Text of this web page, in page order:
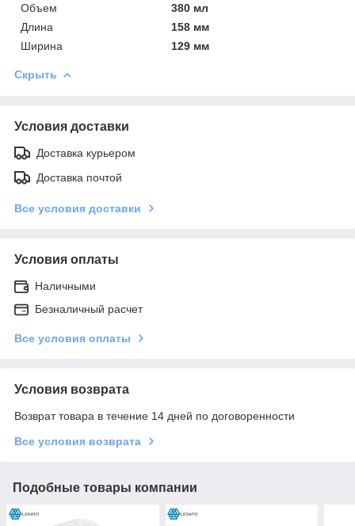
Объем
380 мл
Длина
158 мм
Ширина
129 мм
Скрыть
Условия доставки
Доставка курьером
Доставка почтой
Все условия доставки
Условия оплаты
Наличными
Безналичный расчет
Все условия оплаты
Условия возврата
Возврат товара в течение 14 дней по договоренности
Все условия возврата
Подобные товары компании